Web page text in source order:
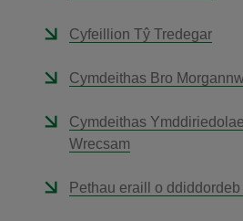
Cyfeillion Tŷ Tredegar
Cymdeithas Bro
Cymdeithas
Wrecsam
Pethau eraill o ddiddordeb